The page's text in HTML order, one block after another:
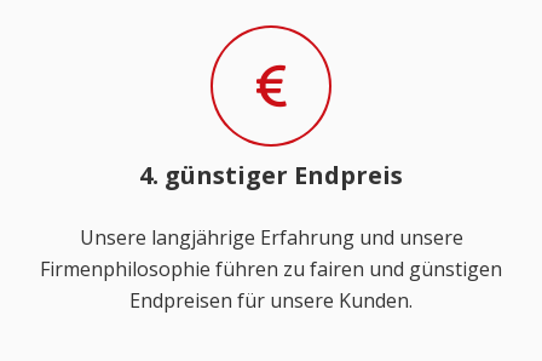
4. günstiger Endpreis
Unsere langjährige Erfahrung und unsere
Firmenphilosophie führen zu fairen und günstigen
Endpreisen für unsere Kunden.